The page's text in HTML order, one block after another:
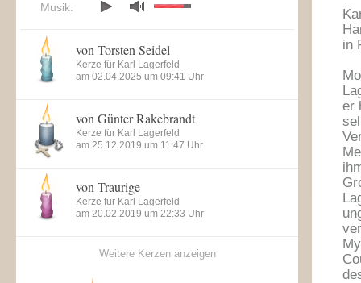
in
er
Musik:
von Torsten Seidel
Kerze für Karl Lagerfeld
am 02.04.2025 um 09:41 Uhr
von Günter Rakebrandt
Kerze für Karl Lagerfeld
am 25.12.2019 um 11:47 Uhr
von Traurige
Kerze für Karl Lagerfeld
am 20.02.2019 um 22:33 Uhr
Weitere Kerzen anzeigen